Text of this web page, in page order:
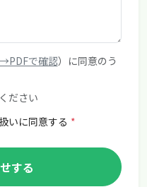
で確認）に同意のう
ださい
いに同意する *
する